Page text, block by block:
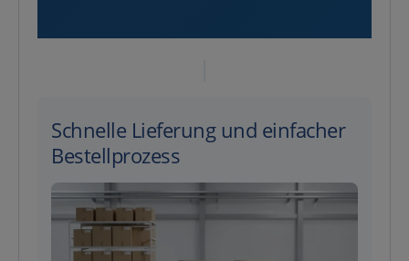
Schnelle Lieferung und einfacher
Bestellprozess